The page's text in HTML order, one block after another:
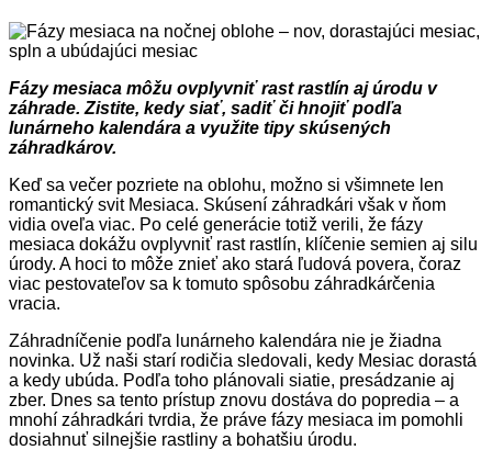
Fázy mesiaca môžu ovplyvniť rast rastlín aj úrodu v
záhrade. Zistite, kedy siať, sadiť či hnojiť podľa
lunárneho kalendára a využite tipy skúsených
záhradkárov.
Keď sa večer pozriete na oblohu, možno si všimnete len
romantický svit Mesiaca. Skúsení záhradkári však v ňom
vidia oveľa viac. Po celé generácie totiž verili, že fázy
mesiaca dokážu ovplyvniť rast rastlín, klíčenie semien aj silu
úrody. A hoci to môže znieť ako stará ľudová povera, čoraz
viac pestovateľov sa k tomuto spôsobu záhradkárčenia
vracia.
Záhradníčenie podľa lunárneho kalendára nie je žiadna
novinka. Už naši starí rodičia sledovali, kedy Mesiac dorastá
a kedy ubúda. Podľa toho plánovali siatie, presádzanie aj
zber. Dnes sa tento prístup znovu dostáva do popredia – a
mnohí záhradkári tvrdia, že práve fázy mesiaca im pomohli
dosiahnuť silnejšie rastliny a bohatšiu úrodu.